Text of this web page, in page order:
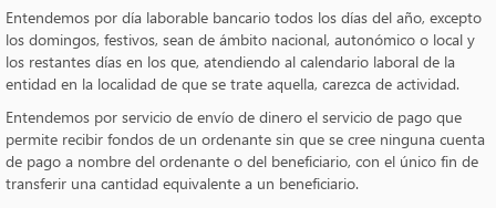
Entendemos por día laborable bancario todos los días del año, excepto
los domingos, festivos, sean de ámbito nacional, autonómico o local y
los restantes días en los que, atendiendo al calendario laboral de la
entidad en la localidad de que se trate aquella, carezca de actividad.
Entendemos por servicio de envío de dinero el servicio de pago que
permite recibir fondos de un ordenante sin que se cree ninguna cuenta
de pago a nombre del ordenante o del beneficiario, con el único fin de
transferir una cantidad equivalente a un beneficiario.